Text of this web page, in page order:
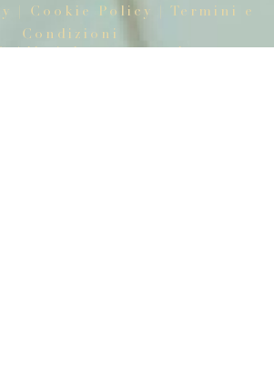
All rights reserved.
Cookie Policy
| Termini e
Condizioni